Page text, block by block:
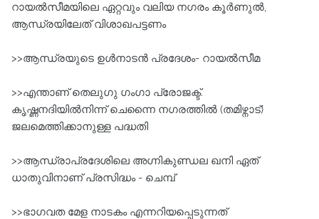
റായല്‍സീമയിലെ ഏറ്റവും വലിയ നഗരം കൂര്‍ണുല്‍,
ആന്ധ്രയിലേത്‌ വിശാഖപട്ടണം
>>ആന്ധ്രയുടെ ഉള്‍നാടന്‍ പ്രദേശം- റായല്‍സീമ
>>എന്താണ്‌ തെലുഗു ഗംഗാ പ്രോജക്ട്‌.
കൃഷ്ണനദിയില്‍നിന്ന്‌ ചെന്നൈ നഗരത്തില്‍ (തമിഴ്നാട്‌)
ജലമെത്തിക്കാനുള്ള പദ്ധതി
>>ആന്ധ്രാപ്രദേശിലെ അഗ്നികുണ്ഡല ഖനി ഏത്‌
ധാതുവിനാണ്‌ പ്രസിദ്ധം - ചെമ്പ്
>>ഭാഗവത മേള നാടകം എന്നറിയപ്പെടുന്നത്‌